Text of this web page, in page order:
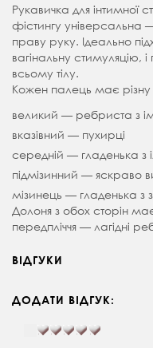
Рукавичка для інтимної
фістингу універсальна —
праву руку. Ідеально
вагінальну стимуляцію,
всьому тілу.
Кожен палець має різну
великий — ребриста з
вказівний — пухирці
середній — гладенька з
підмізинний —
мізинець — гладенька з
Долоня з обох сторін
передпліччя — лагідні
ВІДГУКИ
ДОДАТИ ВІДГУК: